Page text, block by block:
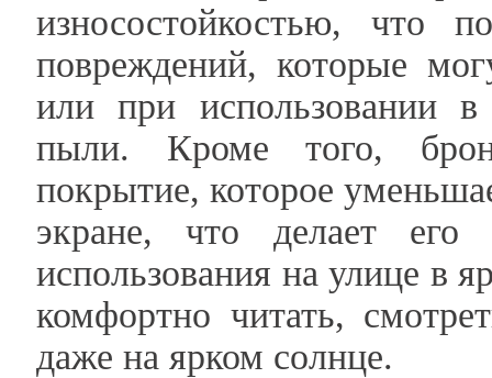
износостойкостью, что
повреждений, которые
или при использовании
пыли. Кроме того,
покрытие, которое
экране, что делает
использования на улице в
комфортно читать,
даже на ярком солнце.